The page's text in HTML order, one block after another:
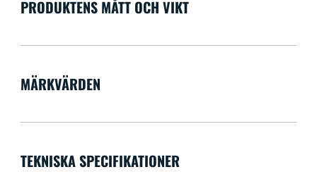
PRODUKTENS MÅTT OCH VIKT
MÄRKVÄRDEN
TEKNISKA SPECIFIKATIONER